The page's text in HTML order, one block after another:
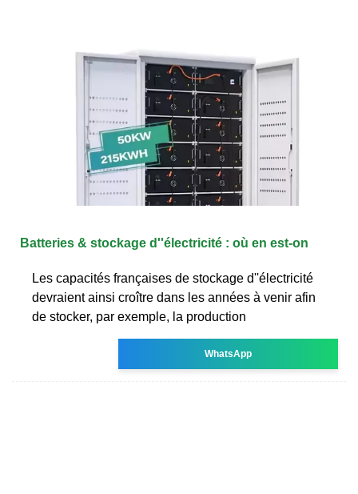
Batteries & stockage d''électricité : où en est-on
Les capacités françaises de stockage d''électricité
devraient ainsi croître dans les années à venir afin
de stocker, par exemple, la production
WhatsApp